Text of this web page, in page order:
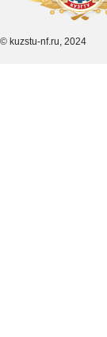
© kuzstu-nf.ru, 2024